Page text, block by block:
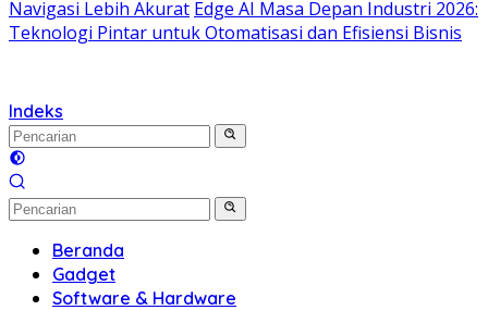
Navigasi Lebih Akurat Edge AI Masa Depan Industri 2026:
Teknologi Pintar untuk Otomatisasi dan Efisiensi Bisnis
Indeks
Beranda
Gadget
Software & Hardware